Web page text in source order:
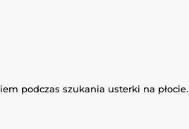
podczas szukania usterki na płocie.